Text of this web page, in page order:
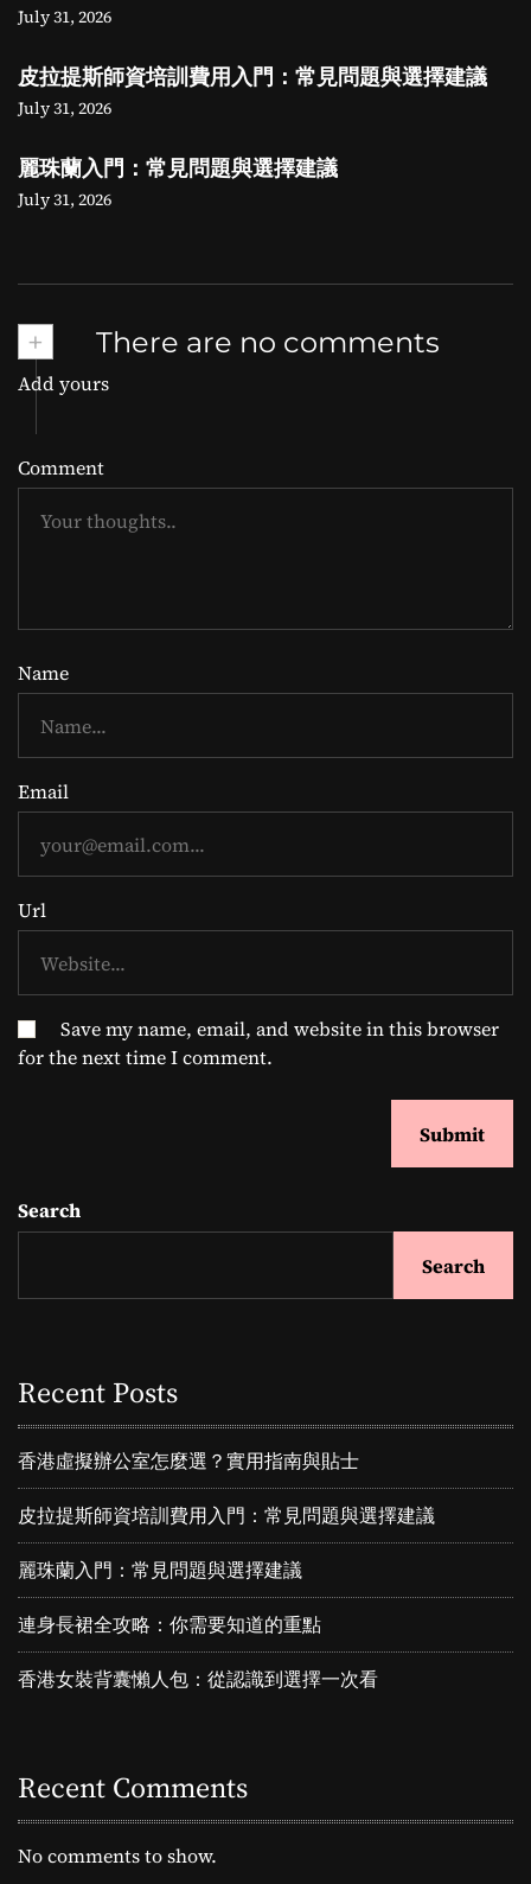
July 31, 2026
皮拉提斯師資培訓費用入門：常見問題與選擇建議
July 31, 2026
麗珠蘭入門：常見問題與選擇建議
July 31, 2026
+ There are no comments
Add yours
Comment
Name
Email
Url
Save my name, email, and website in this browser
for the next time I comment.
Search
Search
Recent Posts
香港虛擬辦公室怎麼選？實用指南與貼士
皮拉提斯師資培訓費用入門：常見問題與選擇建議
麗珠蘭入門：常見問題與選擇建議
連身長裙全攻略：你需要知道的重點
香港女裝背囊懶人包：從認識到選擇一次看
Recent Comments
No comments to show.